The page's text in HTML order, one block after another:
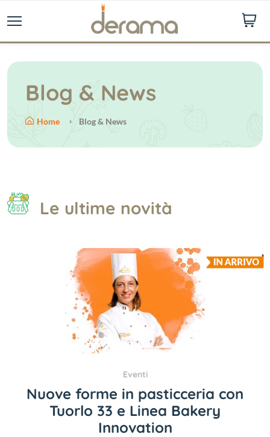
Blog & News
Home Blog & News
Le ultime novità
Eventi
Nuove forme in pasticceria con
Tuorlo 33 e Linea Bakery
Innovation